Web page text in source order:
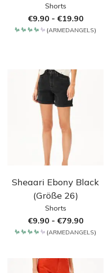
Shorts
€9.90 - €19.90
(ARMEDANGELS)
Sheaari Ebony Black
(Größe 26)
Shorts
€9.90 - €79.90
(ARMEDANGELS)